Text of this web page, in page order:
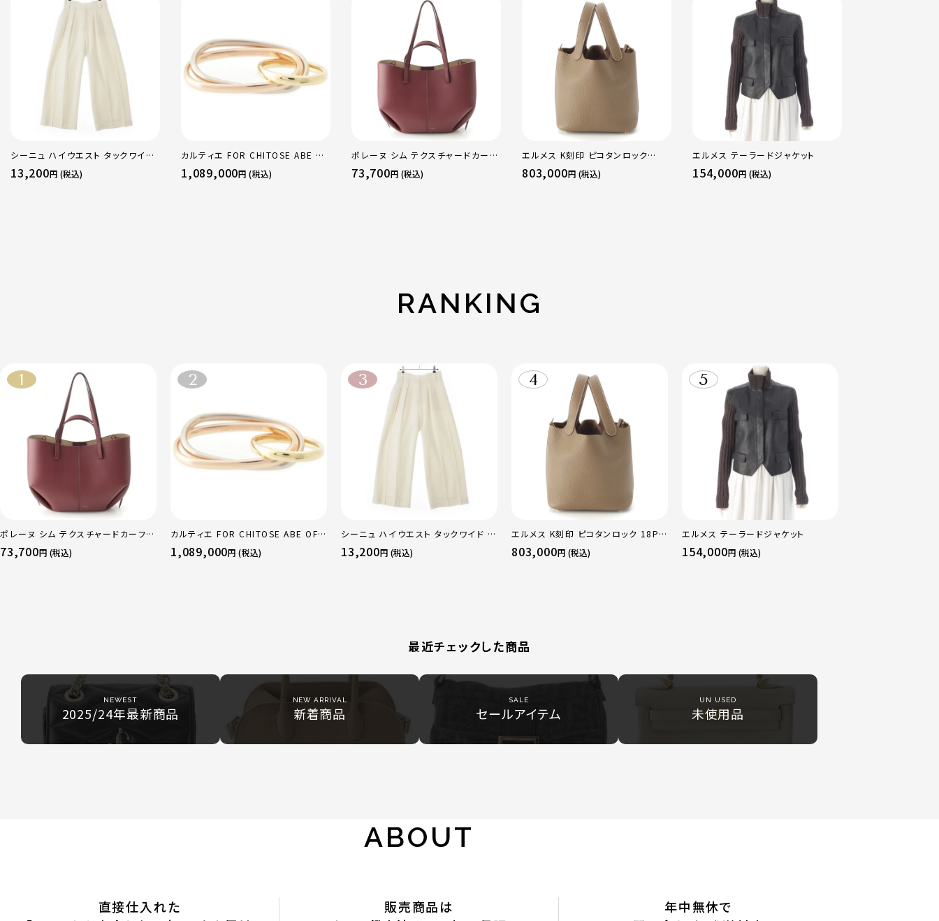
シーニュ ハイウエスト タックワイド
パンツ ボトムス オフホワイト 0
13,200円 (税込)
カルティエ FOR CHITOSE ABE OF
sacai サカイ 750 YG×PG×WG
トリニティ リング 指輪 マルチカラー
1,089,000円 (税込)
ポレーヌ シム テクスチャードカーフ
レザー トートバッグ ダークチェリー
レギュラー
73,700円 (税込)
エルメス K刻印 ピコタンロック
18PM トリヨン ハンドバッグ ゴール
ド金具 エトゥープ
803,000円 (税込)
エルメス テーラードジャケット
154,000円 (税込)
RANKING
ポレーヌ シム テクスチャードカーフレ
ザー トートバッグ ダークチェリー レギ
ュラー
73,700円 (税込)
カルティエ FOR CHITOSE ABE OF
sacai サカイ 750 YG×PG×WG ト
リニティ リング 指輪 マルチカラー 50
1,089,000円 (税込)
シーニュ ハイウエスト タックワイド パ
ンツ ボトムス オフホワイト 0
13,200円 (税込)
エルメス K刻印 ピコタンロック 18PM
トリヨン ハンドバッグ ゴールド金具 エ
トゥープ
803,000円 (税込)
エルメス テーラードジャケット
154,000円 (税込)
最近チェックした商品
NEWEST
2025/24年最新商品
NEW ARRIVAL
新着商品
SALE
セールアイテム
UN USED
未使用品
ABOUT
直接仕入れた
販売商品は
年中無休で